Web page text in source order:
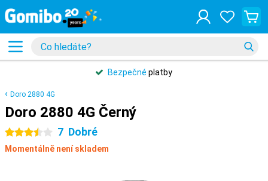
Bezpečné platby
Doro 2880 4G
Doro 2880 4G Černý
3.5 hvězdičky 7 Dobré
Momentálně není skladem